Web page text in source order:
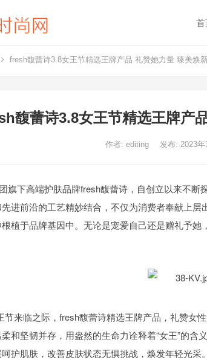
首
fresh馥蕾诗3.8女王节精选王牌产品 礼赞她力量 臻美焕
馥蕾诗3.8女王节精选王牌产
作者: editing 发布: 2023年
旗下高端护肤品牌fresh馥蕾诗，自创立以来不
进前沿的工艺精妙结合，不仅为消费者奉献上层
植于品牌基因中。无论是宠爱自己还是赠礼予
节来临之际，fresh馥蕾诗精选王牌产品，礼赞女
和坚韧并存，用盎然的生命力诠释着“女王”的
护肌肤，改善皮肤状态无惧挑战，焕发年轻光